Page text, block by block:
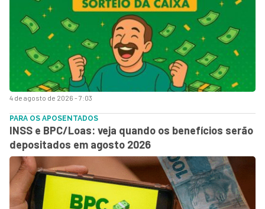
4 de agosto de 2026 - 7:03
PARA OS APOSENTADOS
INSS e BPC/Loas: veja quando os benefícios serão
depositados em agosto 2026